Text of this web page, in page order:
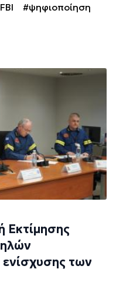
#ψηφιοποίηση
Εκτίμησης
των